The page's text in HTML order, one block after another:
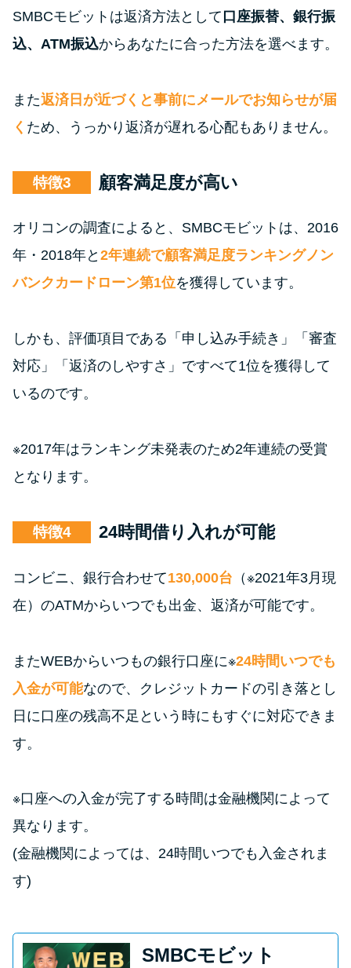
SMBCモビットは返済方法として 口座振替、銀行振
込、ATM振込からあなたに合った方法を選べます。
また返済日が近づくと事前にメールでお知らせが届
く ため、うっかり返済が遅れる心配もありません。
特徴 顧客満足度が高い
オリコンの調査によると、SMBCモビットは、2016
年・2018年と 2年連続で顧客満足度ランキングノン
バンクカードローン第1位を獲得しています。
しかも、評価項目である「申し込み手続き」「審査
対応」「返済のしやすさ」ですべて1位を獲得して
いるのです。
※2017年はランキング未発表のため2年連続の受賞
となります。
特徴 24時間借り入れが可能
コンビニ、銀行合わせて130,000台 （※2021年3月現
在）のATMからいつでも出金、返済が可能です。
またWEBからいつもの銀行口座に※24時間いつでも
入金が可能なので、クレジットカードの引き落とし
日に口座の残高不足という時にもすぐに対応できま
す。
※口座への入金が完了する時間は金融機関によって
異なります。
(金融機関によっては、24時間いつでも入金されま
す)
SMBCモビット